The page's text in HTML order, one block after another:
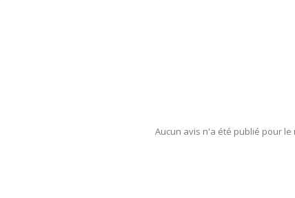
Aucun avis n'a été publié pour le